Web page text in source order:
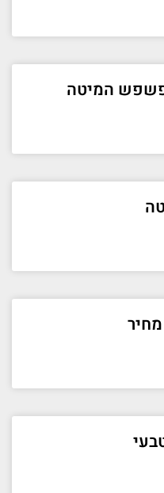
פשפש המיטה